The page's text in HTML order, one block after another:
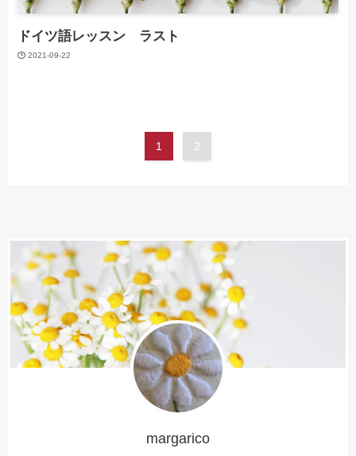
ドイツ語レッスン ラスト
2021-09-22
1 2
margarico